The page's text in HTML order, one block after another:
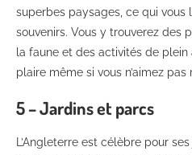
superbes paysages, ce qui vous
souvenirs. Vous y trouverez des
la faune et des activités de plein
plaire même si vous n’aimez pas
5 – Jardins et parcs
L’Angleterre est célèbre pour